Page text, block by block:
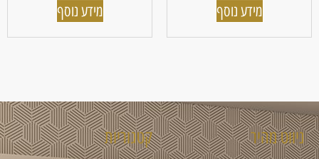
מידע נוסף מידע נוסף
ניווט מהיר קטגוריות